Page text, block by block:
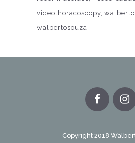
videothoracoscopy
walbertosouza
Copyright 2018